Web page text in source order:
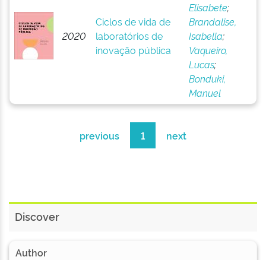
2020
Ciclos de vida de
laboratórios de
inovação pública
Elisabete;
Brandalise,
Isabella;
Vaqueiro,
Lucas;
Bonduki,
Manuel
previous 1 next
Discover
Author